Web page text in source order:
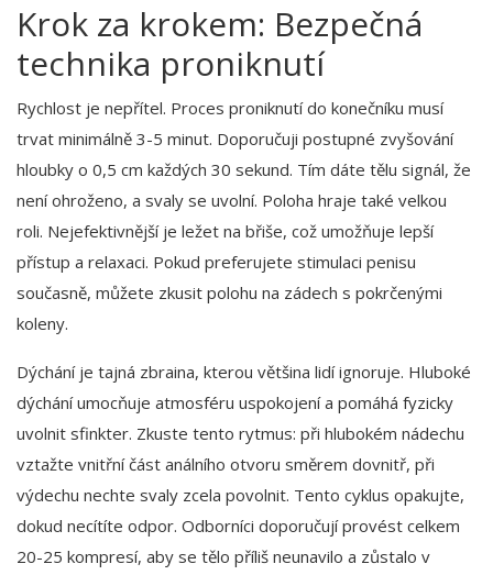
Krok za krokem: Bezpečná
technika proniknutí
Rychlost je nepřítel. Proces proniknutí do konečníku musí
trvat minimálně 3-5 minut. Doporučuji postupné zvyšování
hloubky o 0,5 cm každých 30 sekund. Tím dáte tělu signál, že
není ohroženo, a svaly se uvolní. Poloha hraje také velkou
roli. Nejefektivnější je ležet na břiše, což umožňuje lepší
přístup a relaxaci. Pokud preferujete stimulaci penisu
současně, můžete zkusit polohu na zádech s pokrčenými
koleny.
Dýchání je tajná zbraina, kterou většina lidí ignoruje. Hluboké
dýchání umocňuje atmosféru uspokojení a pomáhá fyzicky
uvolnit sfinkter. Zkuste tento rytmus: při hlubokém nádechu
vztažte vnitřní část análního otvoru směrem dovnitř, při
výdechu nechte svaly zcela povolnit. Tento cyklus opakujte,
dokud necítíte odpor. Odborníci doporučují provést celkem
20-25 kompresí, aby se tělo příliš neunavilo a zůstalo v